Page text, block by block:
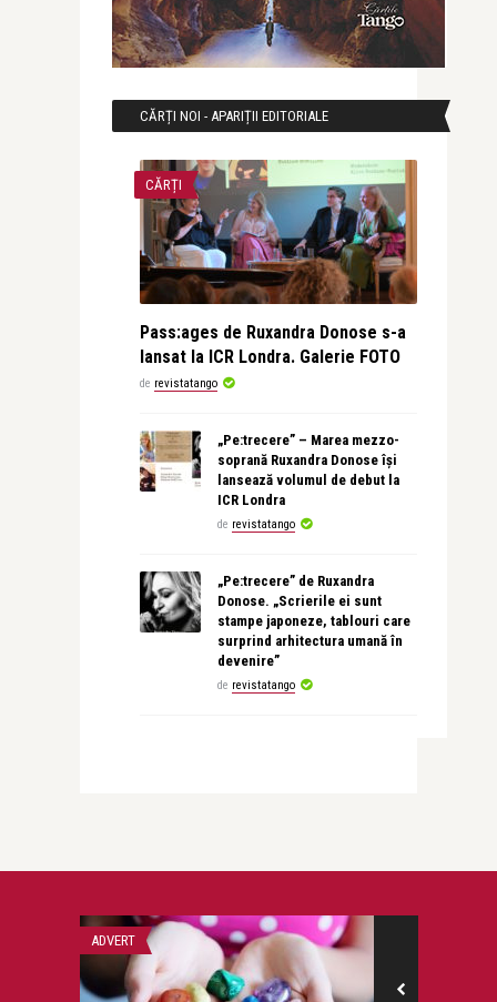
CĂRȚI NOI - APARIȚII EDITORIALE
CĂRȚI
Pass:ages de Ruxandra Donose s-a
lansat la ICR Londra. Galerie FOTO
de revistatango
„Pe:trecere” – Marea mezzo-
soprană Ruxandra Donose își
lansează volumul de debut la
ICR Londra
de revistatango
„Pe:trecere” de Ruxandra
Donose. „Scrierile ei sunt
stampe japoneze, tablouri care
surprind arhitectura umană în
devenire”
de revistatango
ADVERT